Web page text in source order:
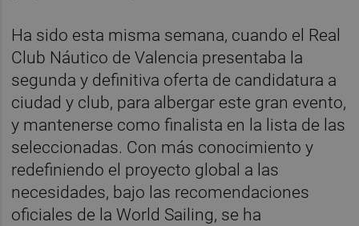
Ha sido esta misma semana, cuando el Real
Club Náutico de Valencia presentaba la
segunda y definitiva oferta de candidatura a
ciudad y club, para albergar este gran evento,
y mantenerse como finalista en la lista de las
seleccionadas. Con más conocimiento y
redefiniendo el proyecto global a las
necesidades, bajo las recomendaciones
oficiales de la World Sailing, se ha